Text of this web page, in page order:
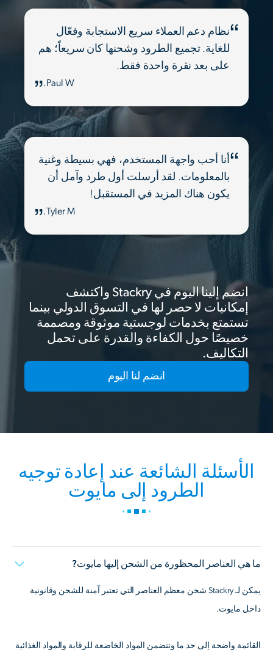
نظام دعم العملاء سريع الاستجابة وفعّال
للغاية. تجميع الطرود وشحنها كان سريعاً؛ هم
على بعد نقرة واحدة فقط.
Paul W.
أنا أحب واجهة المستخدم، فهي بسيطة وغنية
بالمعلومات. لقد أرسلت أول طرد وآمل أن
يكون هناك المزيد في المستقبل!
Tyler M.
انضم إلينا اليوم في Stackry واكتشف
إمكانيات لا حصر لها في التسوق الدولي بينما
تستمتع بخدمات لوجستية موثوقة ومصممة
خصيصًا حول الكفاءة والقدرة على تحمل
التكاليف.
انضم لنا اليوم
الأسئلة الشائعة عند إعادة توجيه
الطرود إلى مايوت
ما هي العناصر المحظورة من الشحن إليها مايوت?
يمكن لـ Stackry شحن معظم العناصر التي تعتبر آمنة للشحن وقانونية
داخل مايوت.
القائمة واضحة إلى حد ما وتتضمن المواد الخاضعة للرقابة والمواد الغذائية